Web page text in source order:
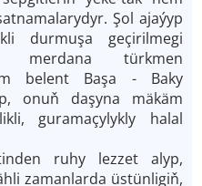
Şol ajaýyp
durmuşa geçirilmegi
merdana türkmen
belent Başa - Baky
onuň daşyna mäkäm
guramaçylykly halal
ruhy lezzet alyp,
zamanlarda üstünligiň,